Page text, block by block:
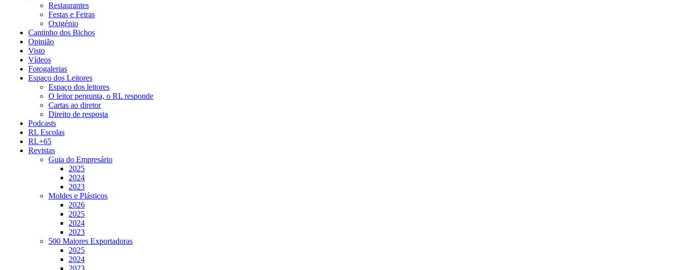
Restaurantes
Festas e Feiras
Oxigénio
Cantinho dos Bichos
Opinião
Visto
Vídeos
Fotogalerias
Espaço dos Leitores
Espaço dos leitores
O leitor pergunta, o RL responde
Cartas ao diretor
Direito de resposta
Podcasts
RL Escolas
RL+65
Revistas
Guia do Empresário
2025
2024
2023
Moldes e Plásticos
2026
2025
2024
2023
500 Maiores Exportadoras
2025
2024
2023